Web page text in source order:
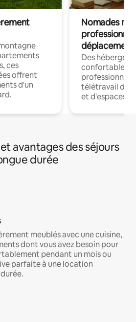
ces
offrent
d'un
Nomades
déplacement
Des
confortables
professionnels
télétravail
et d'espaces
avantages des séjours
durée
meublés avec une cuisine,
dont vous avez besoin pour
pendant un mois ou
parfaite à une location